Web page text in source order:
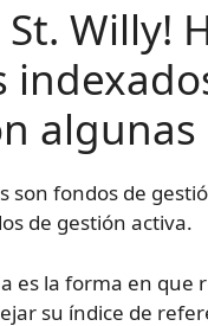
St.
son fondos de
de gestión activa.
es la forma en que
su índice de